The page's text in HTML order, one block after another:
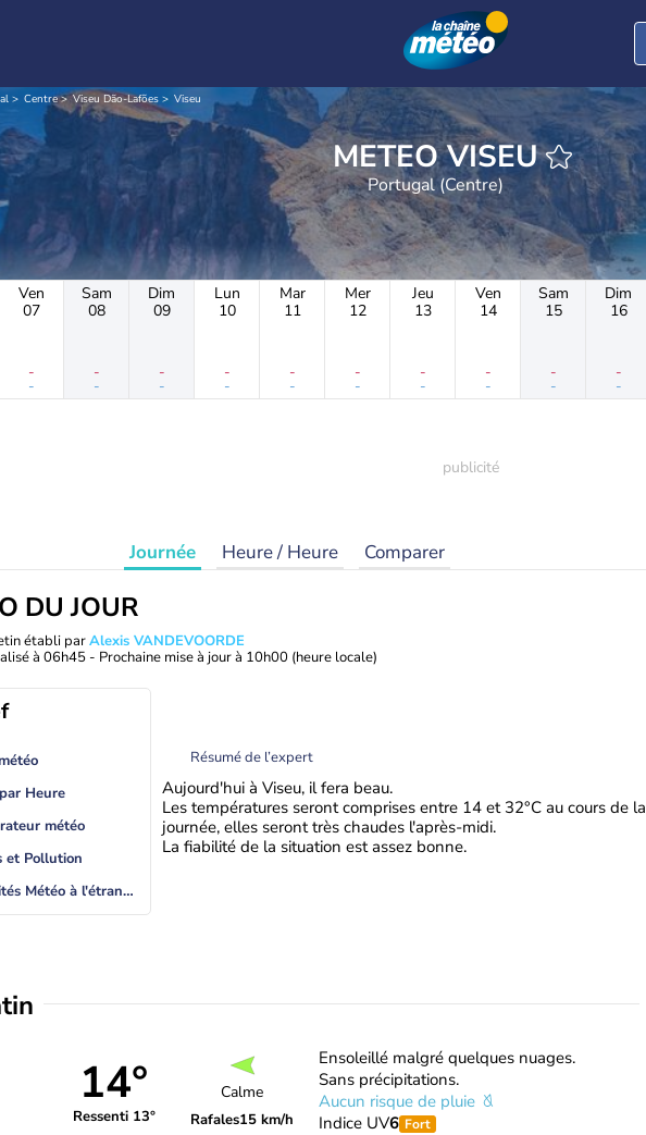
Centre Viseu Dão-Lafões Viseu
METEO VISEU
Portugal (Centre)
Ven
07
-
-
Sam
08
-
-
Dim
09
-
-
Lun
10
-
-
Mar
11
-
-
Mer
12
-
-
Jeu
13
-
-
Ven
14
-
-
Sam
15
-
-
Dim
16
-
-
Journée Heure / Heure Comparer
DU JOUR
établi parAlexis VANDEVOORDE
à 06h45 - Prochaine mise à jour à 10h00 (heure locale)
Heure
météo
et Pollution
Actualités Météo à l'étranger
Résumé de l’expert
Aujourd'hui à Viseu, il fera beau.
Les températures seront comprises entre 14 et 32°C au cours de la
journée, elles seront très chaudes l'après-midi.
La fiabilité de la situation est assez bonne.
14°
Ressenti 13°
Calme
Rafales15 km/h
Ensoleillé malgré quelques nuages.
Sans précipitations.
Aucun risque de pluie
Indice UV6 Fort